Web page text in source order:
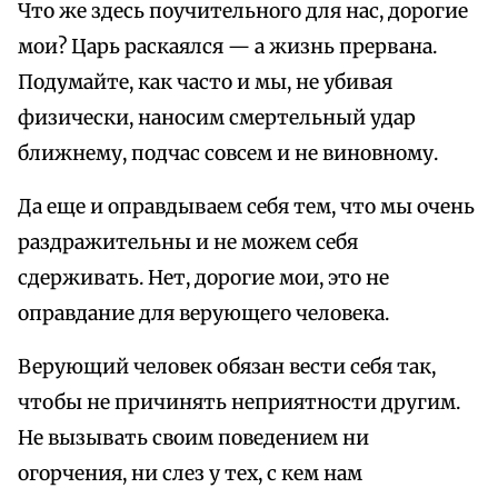
Что же здесь поучительного для нас, дорогие
мои? Царь раскаялся — а жизнь прервана.
Подумайте, как часто и мы, не убивая
физически, наносим смертельный удар
ближнему, подчас совсем и не виновному.
Да еще и оправдываем себя тем, что мы очень
раздражительны и не можем себя
сдерживать. Нет, дорогие мои, это не
оправдание для верующего человека.
Верующий человек обязан вести себя так,
чтобы не причинять неприятности другим.
Не вызывать своим поведением ни
огорчения, ни слез у тех, с кем нам